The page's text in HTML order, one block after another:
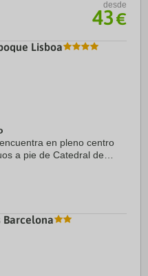
... desde
43€
Lisboa
en pleno centro
a pie de Catedral de
San Jorge ...
Barcelona